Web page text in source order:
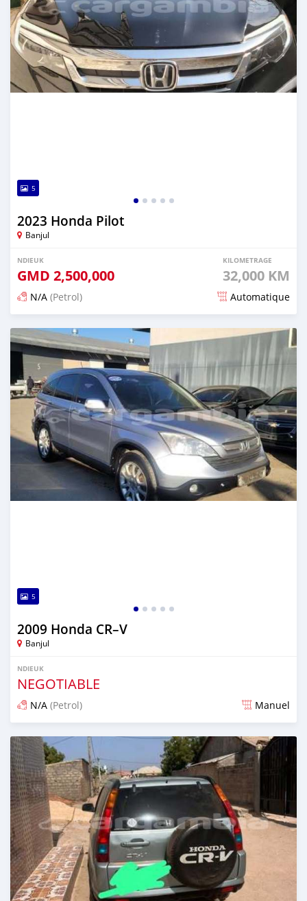
5
2023 Honda Pilot
Banjul
NDIEUK
GMD 2,500,000
KILOMETRAGE
32,000 KM
N/A (Petrol) Automatique
Dougal na niou ko depuis 24 days
5
2009 Honda CR–V
Banjul
NDIEUK
NEGOTIABLE
N/A (Petrol) Manuel
Dougal na niou ko depuis about 2 months